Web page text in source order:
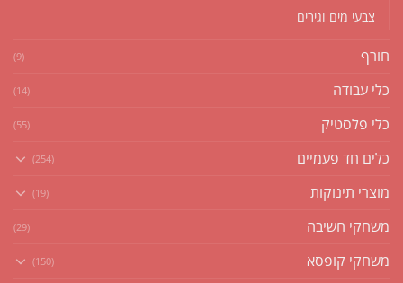
צבעי מים וגירים
חורף (9)
כלי עבודה (14)
כלי פלסטיק (55)
כלים חד פעמיים (254)
מוצרי תינוקות (19)
משחקי חשיבה (29)
משחקי קופסא (150)